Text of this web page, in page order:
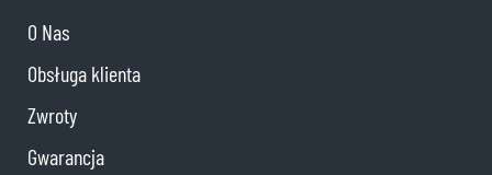
O Nas
Obsługa klienta
Zwroty
Gwarancja